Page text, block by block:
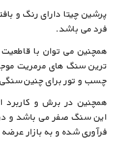
پرشین چیتا دارای رنگ و
فرد می باشد.
همچنین می توان با
ترین سنگ های مرمریت
چسب و تور برای چنین
همچنین در برش و کاربرد
فرآوری شده و به بازار